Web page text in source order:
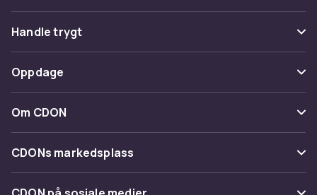
Vanlige spørsmål
Spor pakke
Angre & returner her
Kontakt oss
Handle trygt
Betaling
Levering
Tilbakekallinger
Oppdage
Kategorier
Varemerker
Om CDON
Om oss
Kundeanmeldelser
CDONs markedsplass
Merchant Help Center